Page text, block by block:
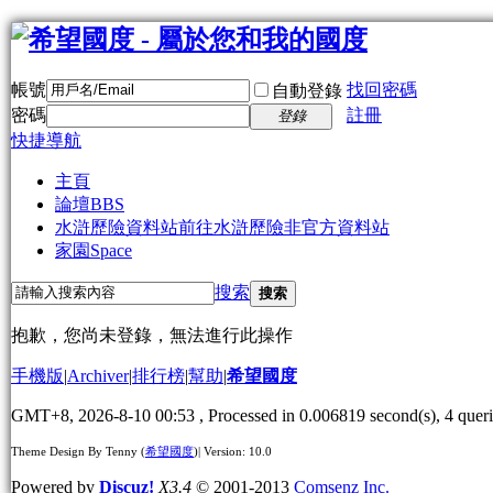
帳號 自動登錄 找回密碼
密碼
登錄
註冊
快捷導航
主頁
論壇BBS
水滸歷險資料站前往水滸歷險非官方資料站
家園 Space
搜索 搜索
抱歉，您尚未登錄，無法進行此操作
手機版|Archiver|排行榜|幫助|希望國度
GMT+8, 2026-8-10 00:53 , Processed in 0.006819 second(s), 4
Theme Design By Tenny (希望國度)| Version: 10.0
Powered by Discuz! X3.4 © 2001-2013 Comsenz Inc.